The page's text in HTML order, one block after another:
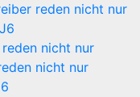
reden nicht nur
nicht nur
nicht nur